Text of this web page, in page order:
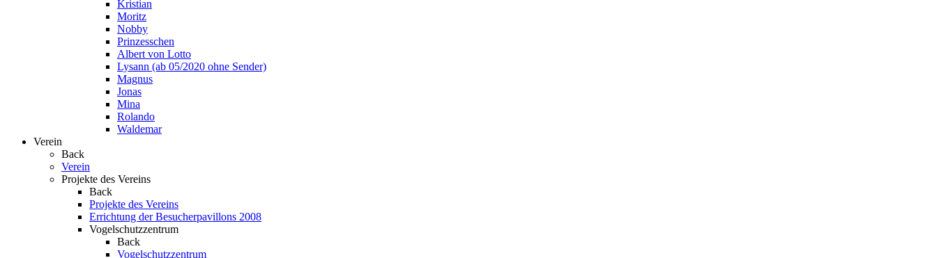
Kristian
Moritz
Nobby
Prinzesschen
Albert von Lotto
Lysann (ab 05/2020 ohne Sender)
Magnus
Jonas
Mina
Rolando
Waldemar
Verein
Back
Verein
Projekte des Vereins
Back
Projekte des Vereins
Errichtung der Besucherpavillons 2008
Vogelschutzzentrum
Back
Vogelschutzzentrum